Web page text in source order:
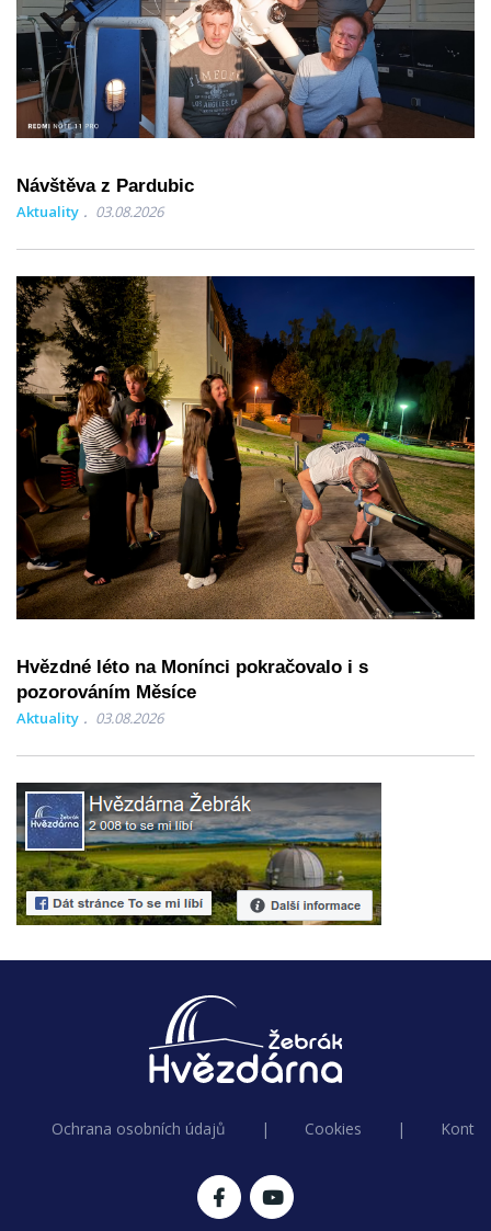
Návštěva z Pardubic
Aktuality 03.08.2026
Hvězdné léto na Monínci pokračovalo i s
pozorováním Měsíce
Aktuality 03.08.2026
Ochrana osobních údajů | Cookies |